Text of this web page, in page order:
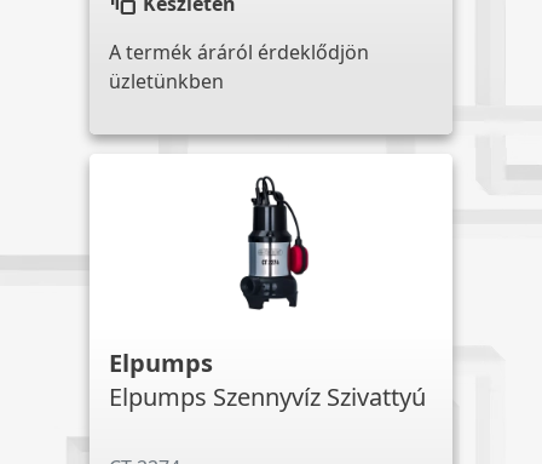
A termék áráról érdeklődjön
üzletünkben
Elpumps
Elpumps Szennyvíz Szivattyú